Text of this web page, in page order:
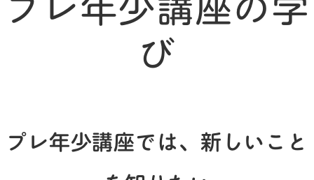
プレ年少講座の学
び
プレ年少講座では、新しいこと